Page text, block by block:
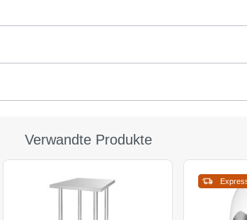
Verwandte Produkte